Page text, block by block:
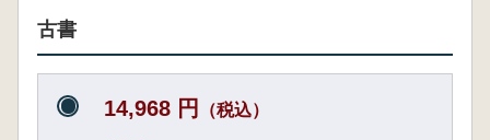
古書
14,968 円 （税込）